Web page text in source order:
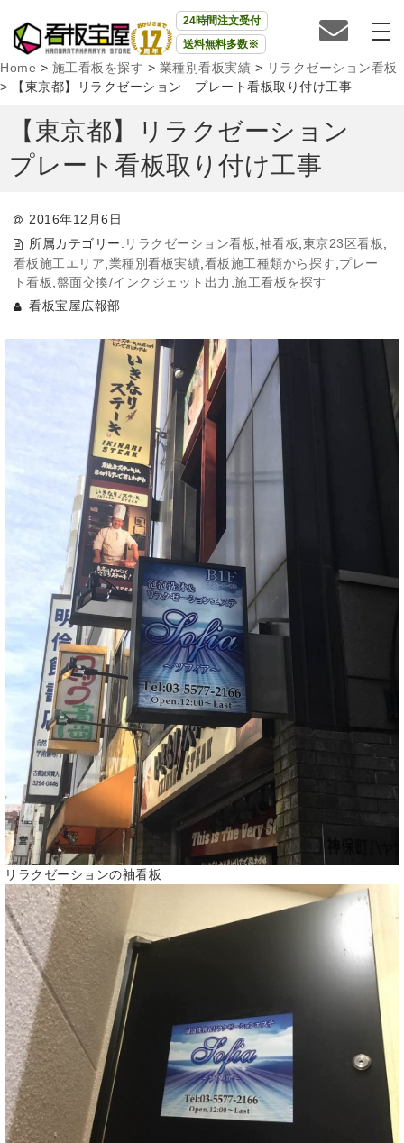
24時間注文受付
送料無料多数※
Home > 施工看板を探す > 業種別看板実績 > リラクゼーション看板
>
【東京都】リラクゼーション プレート看板取り付け工事
【東京都】リラクゼーション
プレート看板取り付け工事
2016年12月6日
所属カテゴリー: リラクゼーション看板 袖看板 東京23区看板
看板施工エリア 業種別看板実績 看板施工種類から探す プレー
ト看板 盤面交換/インクジェット出力 ,施工看板を探す
看板宝屋広報部
リラクゼーションの袖看板